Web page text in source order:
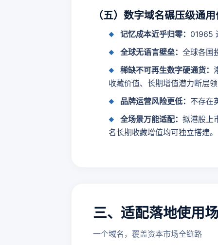
（五）数字域名碾压级通
记忆成本近乎归零： 01965
全球无语言壁垒： 全球各国
稀缺不可再生数字硬通货：
收藏价值、长期增值潜力断层
品牌运营风险更低： 不存在
全场景万能适配： 拟港股上
名长期收藏增值均可独立搭建。
三、适配落地使用
一个域名，覆盖资本市场全链路